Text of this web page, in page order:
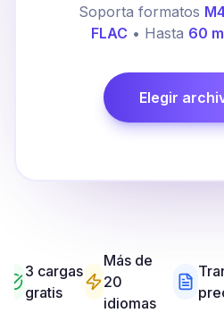
Soporta formatos
FLAC • Hasta 60
Elegir
3 cargas
gratis
Más de
20
idiomas